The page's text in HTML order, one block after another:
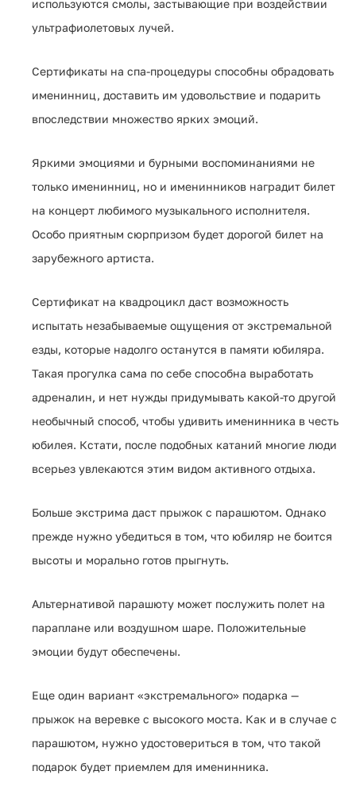
используются смолы, застывающие при воздействии
ультрафиолетовых лучей.
Сертификаты на спа-процедуры способны обрадовать
именинниц, доставить им удовольствие и подарить
впоследствии множество ярких эмоций.
Яркими эмоциями и бурными воспоминаниями не
только именинниц, но и именинников наградит билет
на концерт любимого музыкального исполнителя.
Особо приятным сюрпризом будет дорогой билет на
зарубежного артиста.
Сертификат на квадроцикл даст возможность
испытать незабываемые ощущения от экстремальной
езды, которые надолго останутся в памяти юбиляра.
Такая прогулка сама по себе способна выработать
адреналин, и нет нужды придумывать какой-то другой
необычный способ, чтобы удивить именинника в честь
юбилея. Кстати, после подобных катаний многие люди
всерьез увлекаются этим видом активного отдыха.
Больше экстрима даст прыжок с парашютом. Однако
прежде нужно убедиться в том, что юбиляр не боится
высоты и морально готов прыгнуть.
Альтернативой парашюту может послужить полет на
параплане или воздушном шаре. Положительные
эмоции будут обеспечены.
Еще один вариант «экстремального» подарка —
прыжок на веревке с высокого моста. Как и в случае с
парашютом, нужно удостовериться в том, что такой
подарок будет приемлем для именинника.